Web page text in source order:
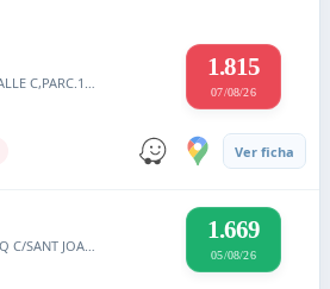
PG COTES BAIXES,CALLE C,PARC.1, 0
1.815
07/08/26
Ver ficha
CALLE VALENCIA ESQ C/SANT JOAN BOSCO, 1
1.669
05/08/26